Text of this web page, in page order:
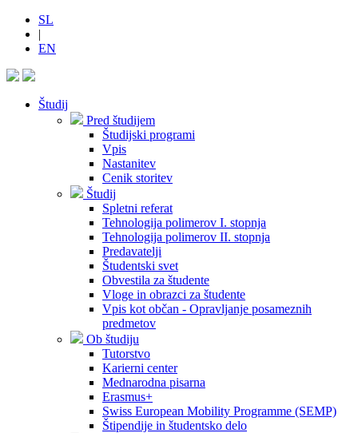
SL
|
EN
Študij
Pred študijem
Študijski programi
Vpis
Nastanitev
Cenik storitev
Študij
Spletni referat
Tehnologija polimerov I. stopnja
Tehnologija polimerov II. stopnja
Predavatelji
Študentski svet
Obvestila za študente
Vloge in obrazci za študente
Vpis kot občan - Opravljanje posameznih
predmetov
Ob študiju
Tutorstvo
Karierni center
Mednarodna pisarna
Erasmus+
Swiss European Mobility Programme (SEMP)
Štipendije in študentsko delo